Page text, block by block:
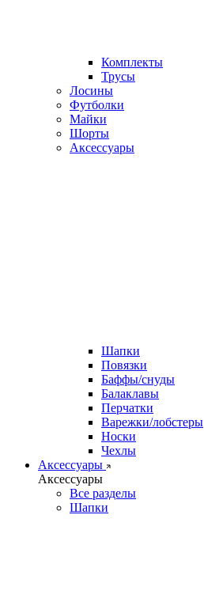
Комплекты
Трусы
Лосины
Футболки
Майки
Шорты
Аксессуары
Шапки
Повязки
Баффы/снуды
Балаклавы
Перчатки
Варежки/лобстеры
Носки
Чехлы
Аксессуары
Аксессуары
Все разделы
Шапки